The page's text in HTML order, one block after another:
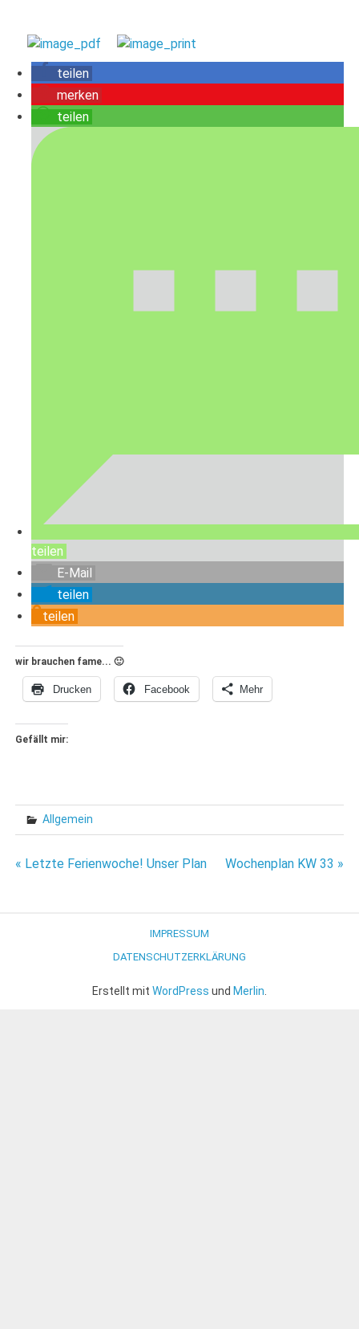
teilen
merken
teilen
teilen
E-Mail
teilen
teilen
wir brauchen fame... 🙂
Drucken Facebook Mehr
Gefällt mir:
Allgemein
Beitragsnavigation
« Letzte Ferienwoche! Unser Plan Wochenplan KW 33 »
IMPRESSUM
DATENSCHUTZERKLÄRUNG
Erstellt mit WordPress und Merlin